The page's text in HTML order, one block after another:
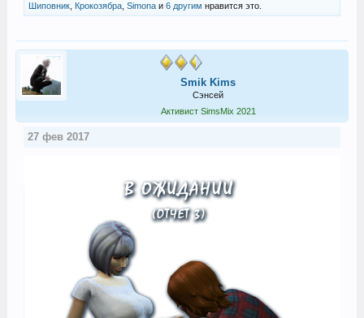
Шиповник, Крокозябра, Simonaи 6 другим нравится это.
Smik Kims
Сэнсей
Активист SimsMix 2021
27 фев 2017